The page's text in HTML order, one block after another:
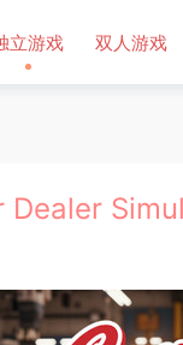
立游戏 双人游戏
Dealer